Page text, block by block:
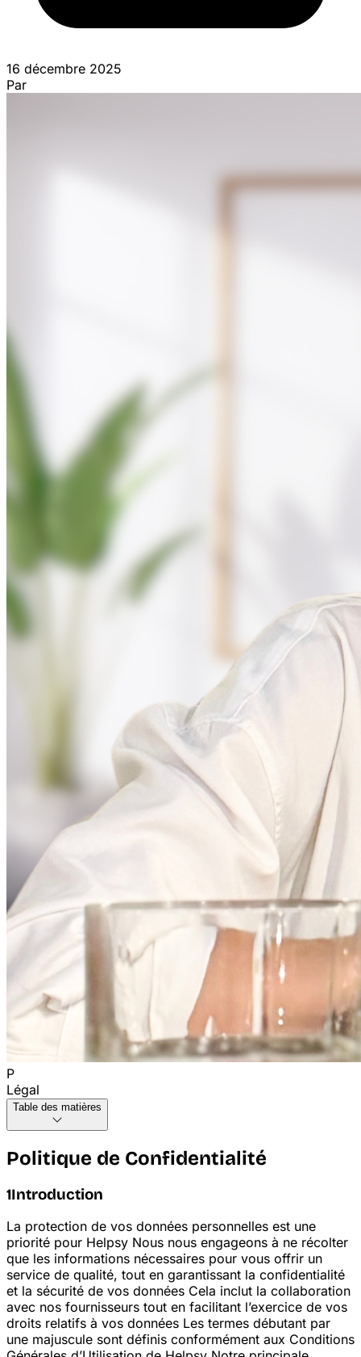
16 décembre 2025
Par
P
Légal
Table des matières
Politique de Confidentialité
1Introduction
La protection de vos données personnelles est une
priorité pour Helpsy Nous nous engageons à ne récolter
que les informations nécessaires pour vous offrir un
service de qualité, tout en garantissant la confidentialité
et la sécurité de vos données Cela inclut la collaboration
avec nos fournisseurs tout en facilitant l’exercice de vos
droits relatifs à vos données Les termes débutant par
une majuscule sont définis conformément aux Conditions